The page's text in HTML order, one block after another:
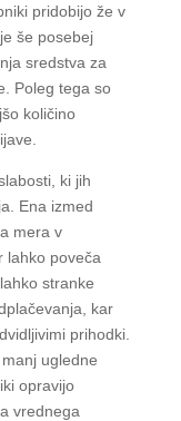
pridobijo že v
še posebej
sredstva za
Poleg tega so
količino
ki jih
Ena izmed
mera v
lahko poveča
stranke
kar
prihodki.
ugledne
opravijo
vrednega